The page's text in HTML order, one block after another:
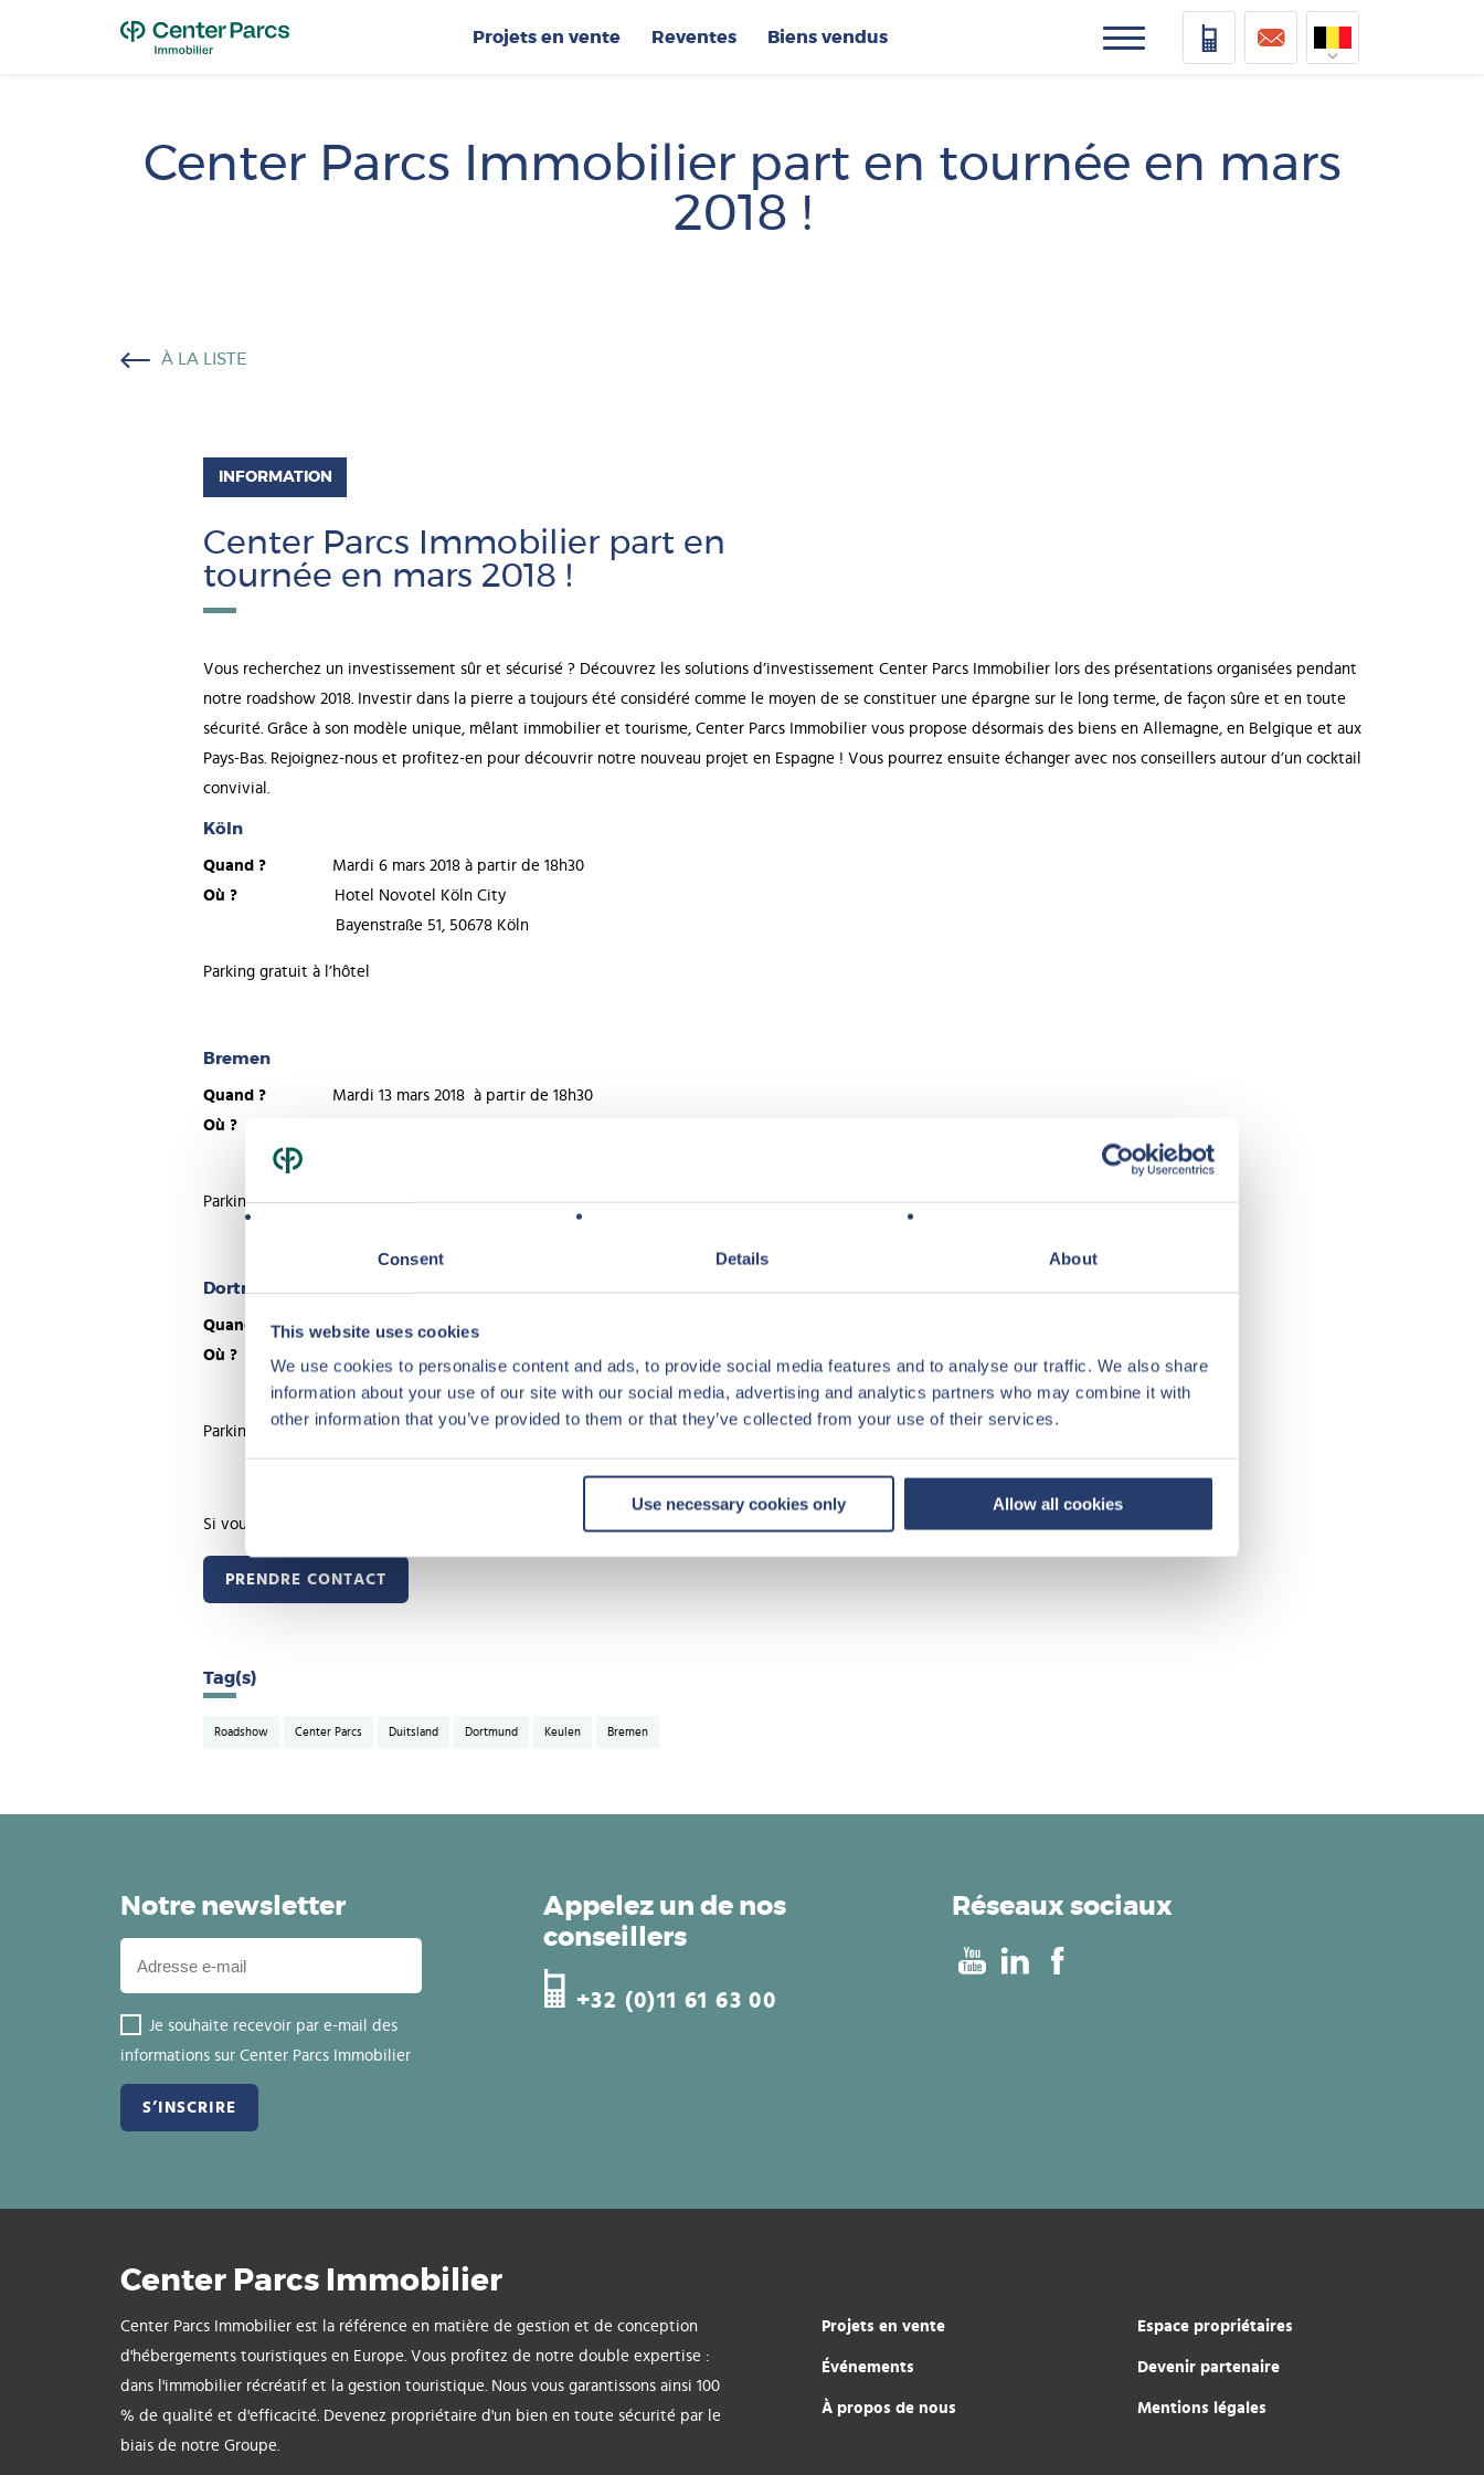
Consent Details About
This website uses cookies
We use cookies to personalise content and ads, to provide social media features and to analyse our traffic. We also share
information about your use of our site with our social media, advertising and analytics partners who may combine it with
other information that you’ve provided to them or that they’ve collected from your use of their services.
Use necessary cookies only Allow all cookies
Top
Projets en vente Reventes Biens vendus
Center Parcs Immobilier part en tournée en mars
2018 !
À LA LISTE
INFORMATION
Center Parcs Immobilier part en
tournée en mars 2018 !
Vous recherchez un investissement sûr et sécurisé ? Découvrez les solutions d’investissement Center Parcs Immobilier lors des présentations organisées pendant
notre roadshow 2018. Investir dans la pierre a toujours été considéré comme le moyen de se constituer une épargne sur le long terme, de façon sûre et en toute
sécurité. Grâce à son modèle unique, mêlant immobilier et tourisme, Center Parcs Immobilier vous propose désormais des biens en Allemagne, en Belgique et aux
Pays-Bas. Rejoignez-nous et profitez-en pour découvrir notre nouveau projet en Espagne ! Vous pourrez ensuite échanger avec nos conseillers autour d’un cocktail
convivial.
Köln
Quand ?
Mardi 6 mars 2018 à partir de 18h30
Où ?
Hotel Novotel Köln City
Bayenstraße 51, 50678 Köln
Parking gratuit à l’hôtel
Bremen
Quand ?
Mardi 13 mars 2018 à partir de 18h30
Où ?
Bürgerpark, 28209 Bremen
Parking gratuit à l’hôtel
Dortmund
Quand ? Mardi 20 mars 2018 à partir de 18h30
Où ? Radisson Blu Hotel Dortmund
An der Buschmühle 1, 44139 Dortmund
Parking gratuit à l’hôtel
Si vous souhaitez assister à l'un de nos événements ou en savoir plus sur nos opportunités, n'hésitez pas à contacter nos conseillers.
PRENDRE CONTACT
Tag(s)
Roadshow Center Parcs Duitsland Dortmund Keulen Bremen
Notre newsletter
Je souhaite recevoir par e-mail des
informations sur Center Parcs Immobilier
Appelez un de nos
conseillers
+32 (0)11 61 63 00
Réseaux sociaux
Center Parcs Immobilier
Center Parcs Immobilier est la référence en matière de gestion et de conception
d'hébergements touristiques en Europe. Vous profitez de notre double expertise :
dans l'immobilier récréatif et la gestion touristique. Nous vous garantissons ainsi 100
% de qualité et d'efficacité. Devenez propriétaire d'un bien en toute sécurité par le
biais de notre Groupe.
Projets en vente
Événements
À propos de nous
Espace propriétaires
Devenir partenaire
Mentions légales